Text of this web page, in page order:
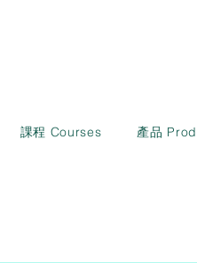
課程 Courses 產品